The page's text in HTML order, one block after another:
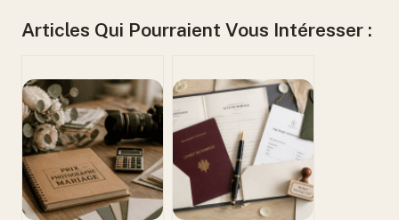
Articles Qui Pourraient Vous Intéresser :